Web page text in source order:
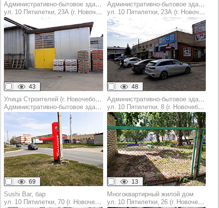
Административно-бытовое здание
ул. 10 Пятилетки, 23А (г. Новочебоксарск)
43
Административно-бытовое здание
ул. 10 Пятилетки, 23А (г. Новочебоксарск)
48
Улица Строителей (г. Новочебоксарск)
Административно-бытовое здание
69
Административно-бытовое здание
ул. 10 Пятилетки, 8 (г. Новочебоксарск)
13
Sushi Bar, бар
ул. 10 Пятилетки, 70 (г. Новочебоксарск)
Многоквартирный жилой дом
ул. 10 Пятилетки, 26 (г. Новочебоксарск)